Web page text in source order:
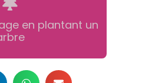
en plantant un